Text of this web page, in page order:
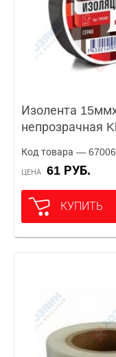
Изолента
непрозрачная
Код товара —
ЦЕНА 61 РУБ.
КУПИТЬ